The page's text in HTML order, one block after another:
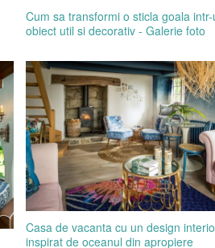
Cum sa transformi o sticla goala
obiect util si decorativ - Galerie foto
Casa de vacanta cu un design
inspirat de oceanul din apropiere